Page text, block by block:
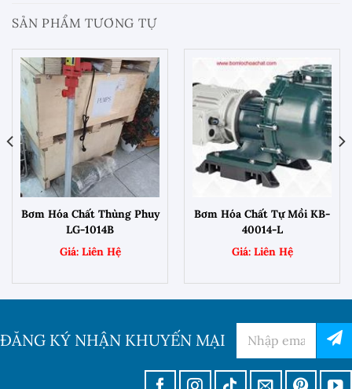
SẢN PHẨM TƯƠNG TỰ
Bơm Hóa Chất Thùng Phuy
LG-1014B
Bơm Hóa Chất Tự Mồi KB-
40014-L
ĐĂNG KÝ NHẬN KHUYẾN MẠI